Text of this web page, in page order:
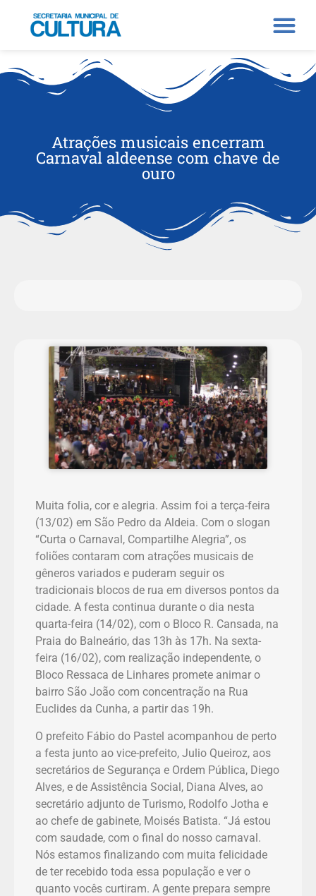
Atrações musicais encerram
Carnaval aldeense com chave de
ouro
Muita folia, cor e alegria. Assim foi a terça-feira
(13/02) em São Pedro da Aldeia. Com o slogan
“Curta o Carnaval, Compartilhe Alegria”, os
foliões contaram com atrações musicais de
gêneros variados e puderam seguir os
tradicionais blocos de rua em diversos pontos da
cidade. A festa continua durante o dia nesta
quarta-feira (14/02), com o Bloco R. Cansada, na
Praia do Balneário, das 13h às 17h. Na sexta-
feira (16/02), com realização independente, o
Bloco Ressaca de Linhares promete animar o
bairro São João com concentração na Rua
Euclides da Cunha, a partir das 19h.
O prefeito Fábio do Pastel acompanhou de perto
a festa junto ao vice-prefeito, Julio Queiroz, aos
secretários de Segurança e Ordem Pública, Diego
Alves, e de Assistência Social, Diana Alves, ao
secretário adjunto de Turismo, Rodolfo Jotha e
ao chefe de gabinete, Moisés Batista. “Já estou
com saudade, com o final do nosso carnaval.
Nós estamos finalizando com muita felicidade
de ter recebido toda essa população e ver o
quanto vocês curtiram. A gente prepara sempre